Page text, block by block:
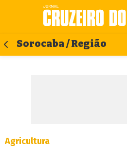
Sorocaba / Região
Agricultura